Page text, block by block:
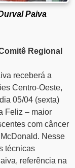
Paiva
Regional
receberá a
Centro-Oeste,
05/04 (sexta)
Feliz – maior
com câncer
Nesse
técnicas
referência na